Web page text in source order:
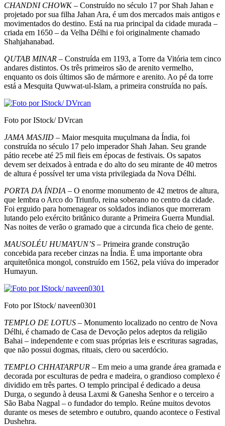
CHANDNI CHOWK– Construído no século 17 por Shah Jahan e
projetado por sua filha Jahan Ara, é um dos mercados mais antigos e
movimen­tados do destino. Está na rua principal da cidade murada –
criada em 1650 – da Velha Délhi e foi originalmente chamado
Shahjahanabad.
QUTAB MINAR – Construída em 1193, a Torre da Vitória tem cinco
andares distintos. Os três pri­meiros são de arenito vermelho,
enquanto os dois últimos são de mármore e arenito. Ao pé da torre
está a Mesquita Quwwat-ul-Islam, a primeira cons­truída no país.
Foto por IStock/ DVrcan
JAMA MASJID – Maior mesquita muçulmana da Índia, foi
construída no século 17 pelo impera­dor Shah Jahan. Seu grande
pátio recebe até 25 mil fieis em épocas de festivais. Os sapatos
devem ser deixados à entrada e do alto do seu mirante de 40 metros
de altura é possível ter uma vista privile­giada da Nova Délhi.
PORTA DA ÍNDIA – O enorme monumen­to de 42 metros de altura,
que lembra o Arco do Triunfo, reina soberano no centro da cidade.
Foi erguido para homenagear os soldados indianos que morreram
lutando pelo exército britânico du­rante a Primeira Guerra Mundial.
Nas noites de ve­rão o gramado que a circunda fica cheio de gente.
MAUSOLÉU HUMAYUN’S – Primeira grande construção
concebida para receber cinzas na Índia. É uma importante obra
arquitetônica mongol, cons­truído em 1562, pela viúva do imperador
Humayun.
Foto por IStock/ naveen0301
TEMPLO DE LOTUS – Monumento localiza­do no centro de Nova
Délhi, é chamado de Casa de Devoção pelos adeptos da religião
Bahai – in­dependente e com suas próprias leis e escrituras sagradas,
que não possui dogmas, rituais, clero ou sacerdócio.
TEMPLO CHHATARPUR – Em meio a uma grande área gramada e
decorada por esculturas de pedra e madeira, o grandioso complexo é
dividido em três partes. O templo principal é dedicado a deusa
Durga, o segundo à deusa Laxmi & Ganesha Senhor e o terceiro a
São Baba Nagpal – o funda­dor do templo. Reúne muitos devotos
durante os meses de setembro e outubro, quando acontece o Festival
Dushehra.